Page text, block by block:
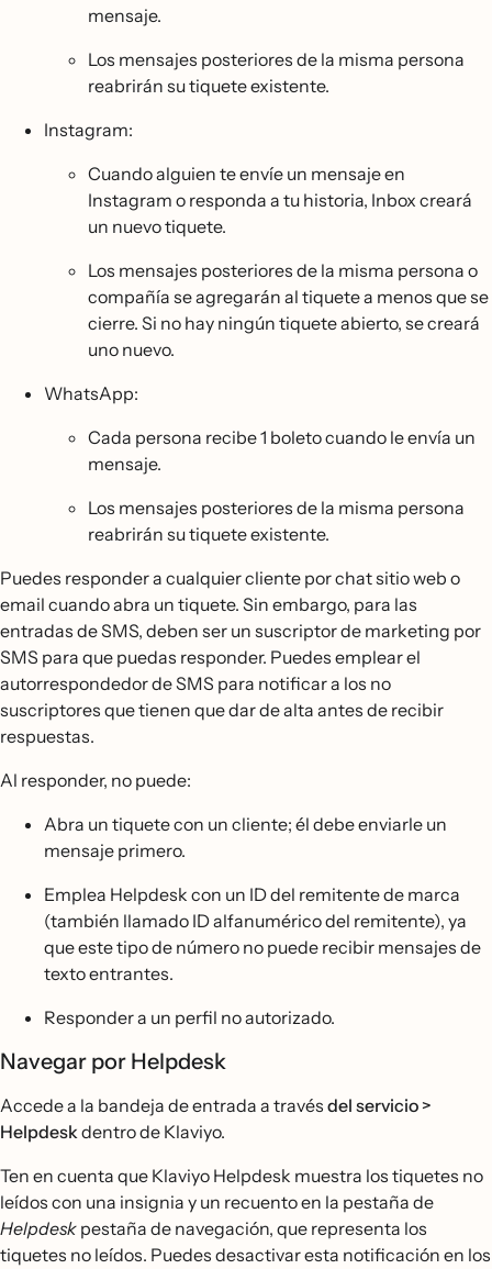
mensaje.
Los mensajes posteriores de la misma persona
reabrirán su tiquete existente.
Instagram:
Cuando alguien te envíe un mensaje en
Instagram o responda a tu historia, Inbox creará
un nuevo tiquete.
Los mensajes posteriores de la misma persona o
compañía se agregarán al tiquete a menos que se
cierre. Si no hay ningún tiquete abierto, se creará
uno nuevo.
WhatsApp:
Cada persona recibe 1 boleto cuando le envía un
mensaje.
Los mensajes posteriores de la misma persona
reabrirán su tiquete existente.
Puedes responder a cualquier cliente por chat sitio web o
email cuando abra un tiquete. Sin embargo, para las
entradas de SMS, deben ser un suscriptor de marketing por
SMS para que puedas responder. Puedes emplear el
autorrespondedor de SMS para notificar a los no
suscriptores que tienen que dar de alta antes de recibir
respuestas.
Al responder, no puede:
Abra un tiquete con un cliente; él debe enviarle un
mensaje primero.
Emplea Helpdesk con un ID del remitente de marca
(también llamado ID alfanumérico del remitente), ya
que este tipo de número no puede recibir mensajes de
texto entrantes.
Responder a un perfil no autorizado.
Navegar por Helpdesk
Accede a la bandeja de entrada a través del servicio >
Helpdeskdentro de Klaviyo.
Ten en cuenta que Klaviyo Helpdesk muestra los tiquetes no
leídos con una insignia y un recuento en la pestaña de
Helpdesk pestaña de navegación, que representa los
tiquetes no leídos. Puedes desactivar esta notificación en los